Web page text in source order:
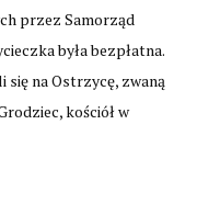
przez Samorząd
była bezpłatna.
na Ostrzycę, zwaną
kościół w